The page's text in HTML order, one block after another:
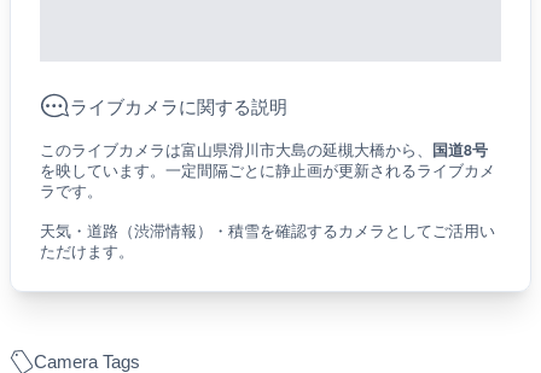
Camera Tags
ライブカメラに関する説明
このライブカメラは富山県滑川市大島の延槻大橋から、 国道8号
を映しています。一定間隔ごとに静止画が更新されるライブカメ
ラです。
天気・道路（渋滞情報）・積雪を確認するカメラとしてご活用い
ただけます。